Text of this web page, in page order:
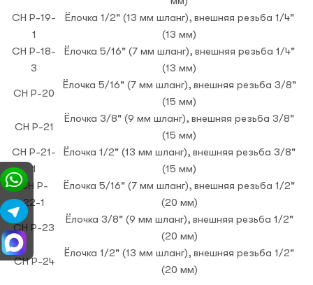
CH P-19-
1
Ёлочка 1/2" (13 мм шланг), внешняя резьба 1/4"
(13 мм)
CH P-18-
3
Ёлочка 5/16" (7 мм шланг), внешняя резьба 1/4"
(13 мм)
CH P-20
Ёлочка 5/16" (7 мм шланг), внешняя резьба 3/8"
(15 мм)
CH P-21
Ёлочка 3/8" (9 мм шланг), внешняя резьба 3/8"
(15 мм)
CH P-21-
1
Ёлочка 1/2" (13 мм шланг), внешняя резьба 3/8"
(15 мм)
CH P-
22-1
Ёлочка 5/16" (7 мм шланг), внешняя резьба 1/2"
(20 мм)
CH P-23
Ёлочка 3/8" (9 мм шланг), внешняя резьба 1/2"
(20 мм)
CH P-24
Ёлочка 1/2" (13 мм шланг), внешняя резьба 1/2"
(20 мм)